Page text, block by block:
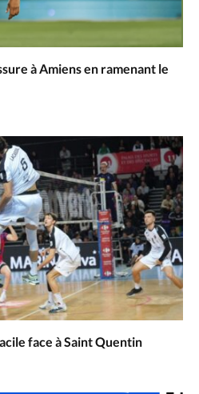
à Amiens en ramenant le
face à Saint Quentin